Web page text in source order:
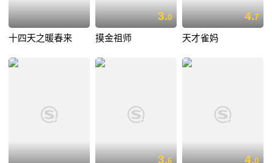
十四天之暖春来
3.0
摸金祖师
4.7
天才雀妈
3.6 4.0